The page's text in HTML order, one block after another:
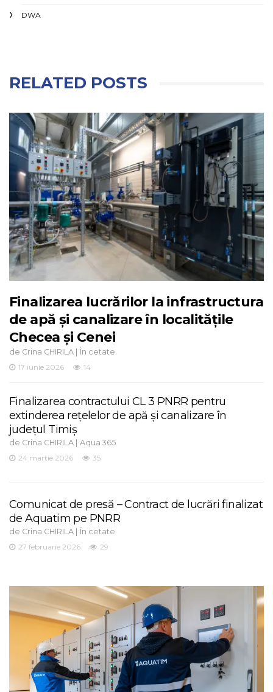
DWA
RELATED POSTS
Finalizarea lucrărilor la infrastructura
de apă și canalizare în localitățile
Checea și Cenei
de Crina CHIRILA | În cetate
17 iunie 2026
14
Finalizarea contractului CL 3 PNRR pentru
extinderea rețelelor de apă și canalizare în
județul Timiș
de Crina CHIRILA | Aqua 365
24 martie 2026
35
Comunicat de presă – Contract de lucrări finalizat
de Aquatim pe PNRR
de Crina CHIRILA | În cetate
27 februarie 2026
29